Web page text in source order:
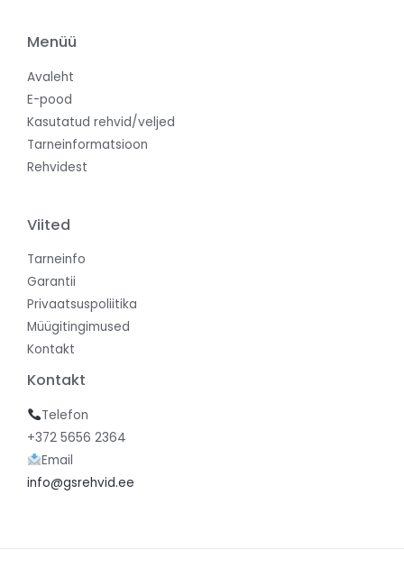
Menüü
Avaleht
E-pood
Kasutatud rehvid/veljed
Tarneinformatsioon
Rehvidest
Viited
Tarneinfo
Garantii
Privaatsuspoliitika
Müügitingimused
Kontakt
Kontakt
Telefon
+372 5656 2364
Email
info@gsrehvid.ee